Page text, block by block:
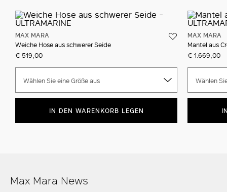
MAX MARA
Weiche Hose aus schwerer Seide
€ 519,00
Wählen Sie eine Größe aus
IN DEN WARENKORB LEGEN
MAX MARA
Mantel aus
€ 1.669,00
Wählen
Max Mara News